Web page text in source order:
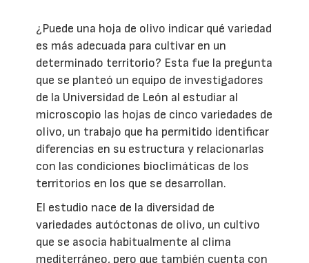
¿Puede una hoja de olivo indicar qué variedad
es más adecuada para cultivar en un
determinado territorio? Esta fue la pregunta
que se planteó un equipo de investigadores
de la Universidad de León al estudiar al
microscopio las hojas de cinco variedades de
olivo, un trabajo que ha permitido identificar
diferencias en su estructura y relacionarlas
con las condiciones bioclimáticas de los
territorios en los que se desarrollan.
El estudio nace de la diversidad de
variedades autóctonas de olivo, un cultivo
que se asocia habitualmente al clima
mediterráneo, pero que también cuenta con